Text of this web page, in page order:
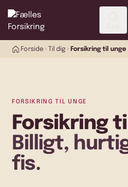
Søg
Forside Til dig Forsikring til unge
FORSIKRING TIL UNGE
Forsikring
Billigt,
fis.